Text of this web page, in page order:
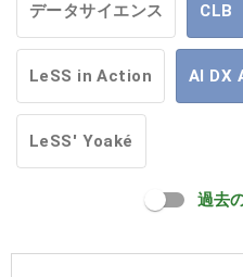
データサイエンス CLB
LeSS in Action AI DX
LeSS' Yoaké
過去